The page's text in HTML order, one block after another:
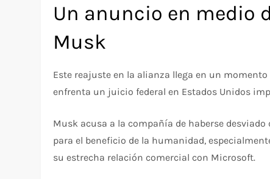
Un anuncio en medio
Musk
Este reajuste en la alianza llega en un
enfrenta un juicio federal en Estados Unidos
Musk acusa a la compañía de haberse
para el beneficio de la humanidad,
su estrecha relación comercial con Microsoft.